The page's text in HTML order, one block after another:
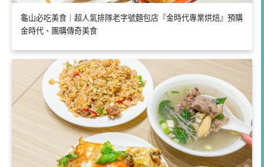
龜山必吃美食｜超人氣排隊老字號麵包店『金時代專業烘焙』預購
金時代、團購傳奇美食